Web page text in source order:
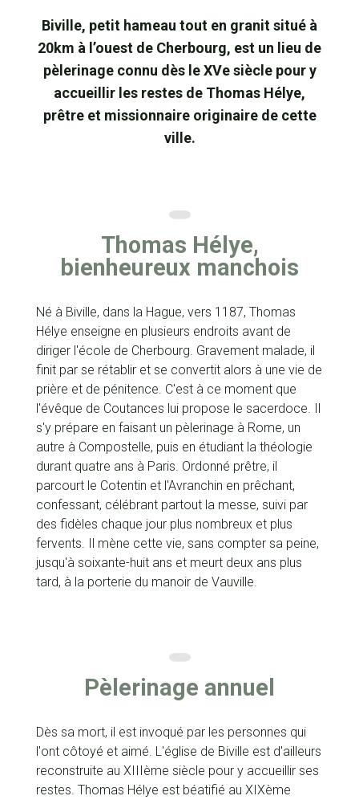
Biville, petit hameau tout en granit situé à
20km à l’ouest de Cherbourg, est un lieu de
pèlerinage connu dès le XVe siècle pour y
accueillir les restes de Thomas Hélye,
prêtre et missionnaire originaire de cette
ville.
Thomas Hélye,
bienheureux manchois
Né à Biville, dans la Hague, vers 1187, Thomas
Hélye enseigne en plusieurs endroits avant de
diriger l'école de Cherbourg. Gravement malade, il
finit par se rétablir et se convertit alors à une vie de
prière et de pénitence. C'est à ce moment que
l'évêque de Coutances lui propose le sacerdoce. Il
s'y prépare en faisant un pèlerinage à Rome, un
autre à Compostelle, puis en étudiant la théologie
durant quatre ans à Paris. Ordonné prêtre, il
parcourt le Cotentin et l'Avranchin en prêchant,
confessant, célébrant partout la messe, suivi par
des fidèles chaque jour plus nombreux et plus
fervents. Il mène cette vie, sans compter sa peine,
jusqu'à soixante-huit ans et meurt deux ans plus
tard, à la porterie du manoir de Vauville.
Pèlerinage annuel
Dès sa mort, il est invoqué par les personnes qui
l'ont côtoyé et aimé. L'église de Biville est d'ailleurs
reconstruite au XIIIème siècle pour y accueillir ses
restes. Thomas Hélye est béatifié au XIXème